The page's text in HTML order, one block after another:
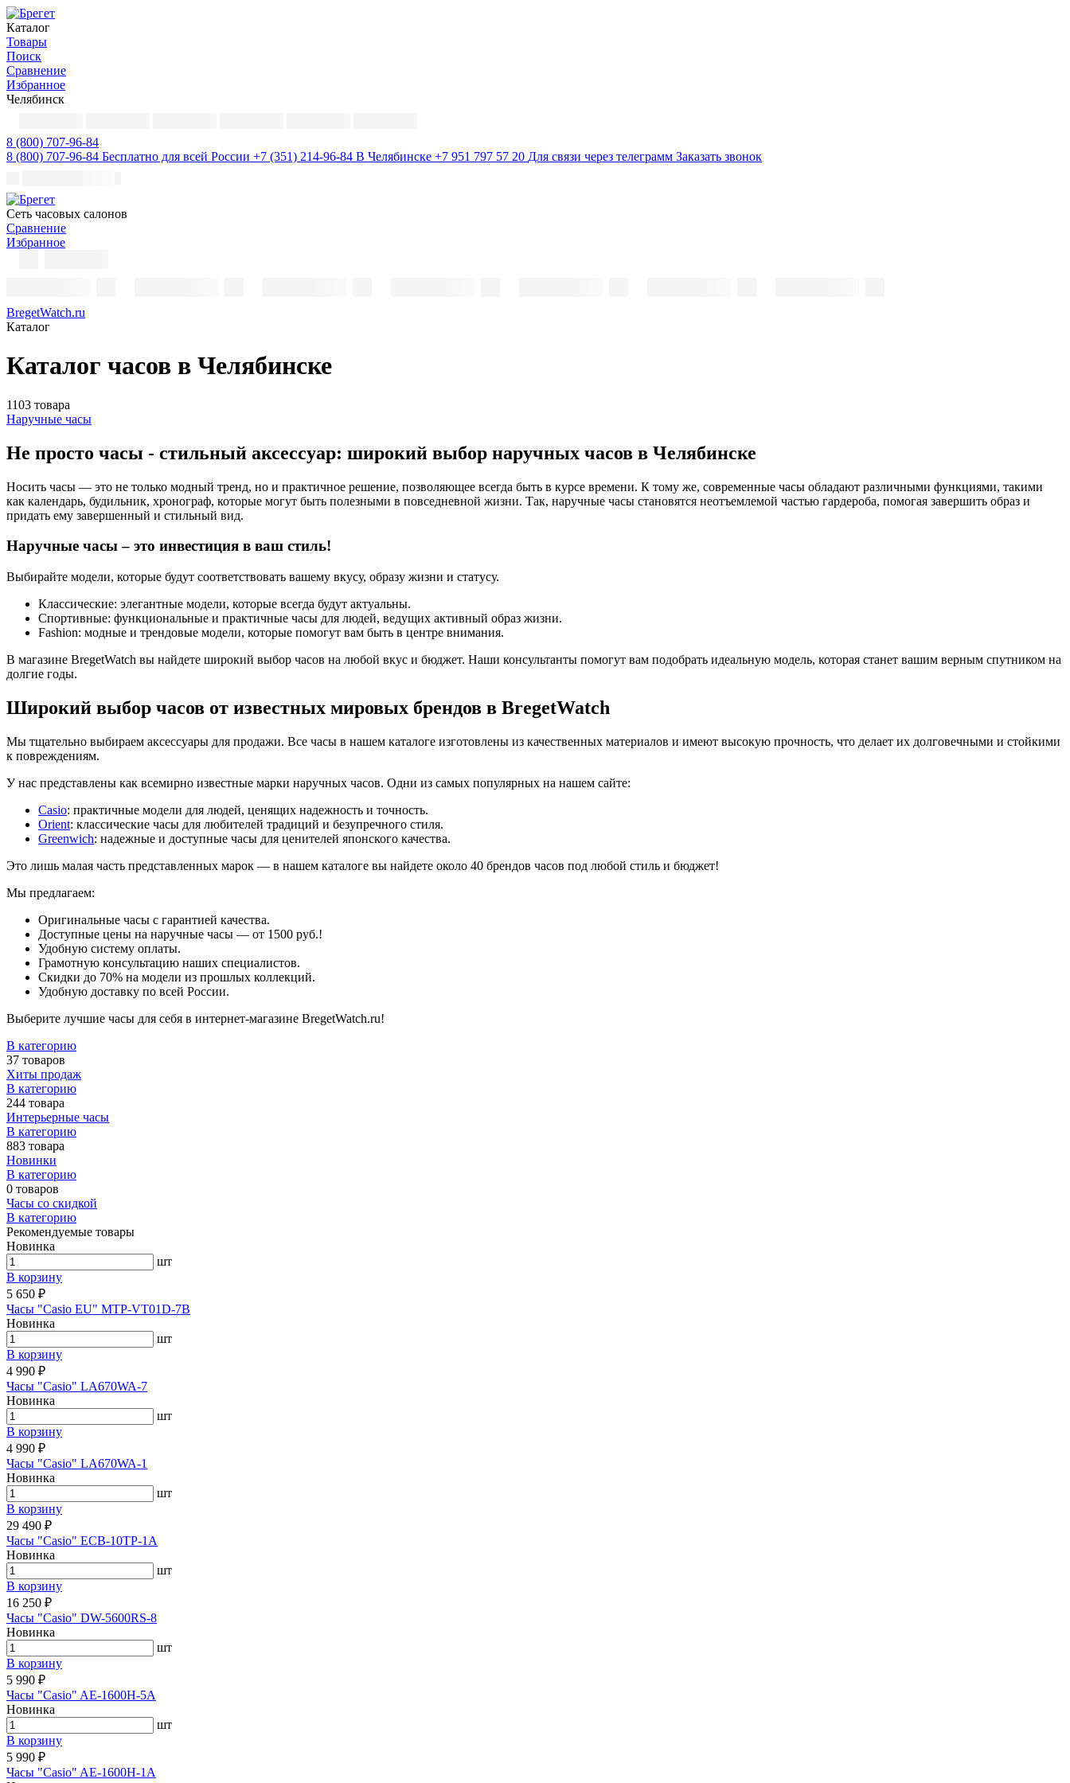
Каталог
Товары
Поиск
Сравнение
Избранное
Челябинск
8 (800) 707-96-84
8 (800) 707-96-84 Бесплатно для всей России +7 (351) 214-96-84 В Челябинске +7 951 797 57 20 Для связи через телеграмм Заказать звонок
Cеть часовых салонов
Сравнение
Избранное
BregetWatch.ru
Каталог
Каталог часов в Челябинске
1103 товара
Наручные часы
Не просто часы - стильный аксессуар: широкий выбор наручных часов в Челябинске
Носить часы — это не только модный тренд, но и практичное решение, позволяющее всегда быть в курсе времени. К тому же, современные часы обладают различными функциями, такими
как календарь, будильник, хронограф, которые могут быть полезными в повседневной жизни. Так, наручные часы становятся неотъемлемой частью гардероба, помогая завершить образ и
придать ему завершенный и стильный вид.
Наручные часы – это инвестиция в ваш стиль!
Выбирайте модели, которые будут соответствовать вашему вкусу, образу жизни и статусу.
Классические: элегантные модели, которые всегда будут актуальны.
Спортивные: функциональные и практичные часы для людей, ведущих активный образ жизни.
Fashion: модные и трендовые модели, которые помогут вам быть в центре внимания.
В магазине BregetWatch вы найдете широкий выбор часов на любой вкус и бюджет. Наши консультанты помогут вам подобрать идеальную модель, которая станет вашим верным спутником на
долгие годы.
Широкий выбор часов от известных мировых брендов в BregetWatch
Мы тщательно выбираем аксессуары для продажи. Все часы в нашем каталоге изготовлены из качественных материалов и имеют высокую прочность, что делает их долговечными и стойкими
к повреждениям.
У нас представлены как всемирно известные марки наручных часов. Одни из самых популярных на нашем сайте:
Casio: практичные модели для людей, ценящих надежность и точность.
Orient: классические часы для любителей традиций и безупречного стиля.
Greenwich: надежные и доступные часы для ценителей японского качества.
Это лишь малая часть представленных марок — в нашем каталоге вы найдете около 40 брендов часов под любой стиль и бюджет!
Мы предлагаем:
Оригинальные часы с гарантией качества.
Доступные цены на наручные часы — от 1500 руб.!
Удобную систему оплаты.
Грамотную консультацию наших специалистов.
Скидки до 70% на модели из прошлых коллекций.
Удобную доставку по всей России.
Выберите лучшие часы для себя в интернет-магазине BregetWatch.ru!
В категорию
37 товаров
Хиты продаж
В категорию
244 товара
Интерьерные часы
В категорию
883 товара
Новинки
В категорию
0 товаров
Часы со скидкой
В категорию
Рекомендуемые товары
Новинка
шт
В корзину
5 650 ₽
Часы "Casio EU" MTP-VT01D-7B
Новинка
шт
В корзину
4 990 ₽
Часы "Casio" LA670WA-7
Новинка
шт
В корзину
4 990 ₽
Часы "Casio" LA670WA-1
Новинка
шт
В корзину
29 490 ₽
Часы "Casio" ECB-10TP-1A
Новинка
шт
В корзину
16 250 ₽
Часы "Casio" DW-5600RS-8
Новинка
шт
В корзину
5 990 ₽
Часы "Casio" AE-1600H-5A
Новинка
шт
В корзину
5 990 ₽
Часы "Casio" AE-1600H-1A